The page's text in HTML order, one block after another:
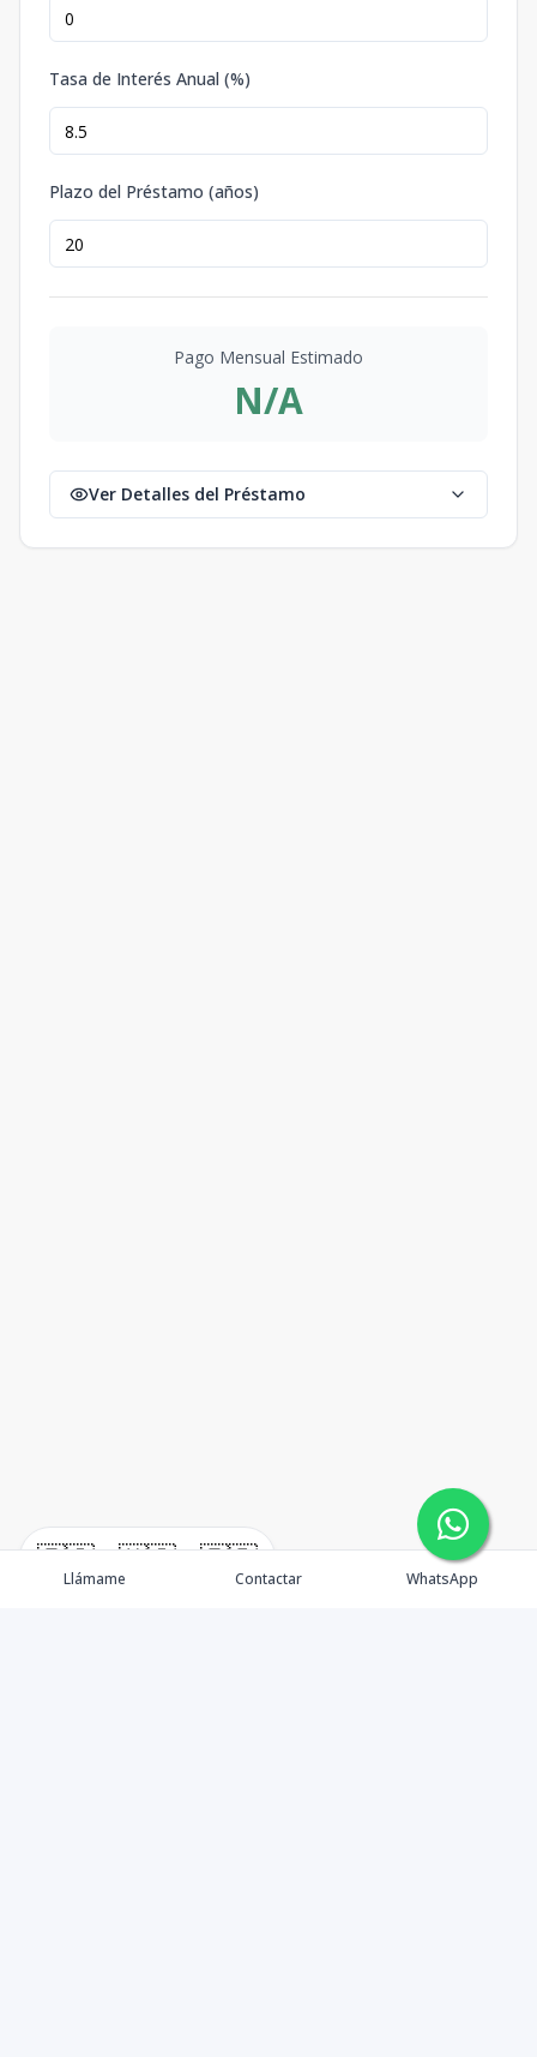
🇪🇸 🇺🇸 🇫🇷
Tasa de Interés Anual (%)
Plazo del Préstamo (años)
Pago Mensual Estimado
N/A
Ver Detalles del Préstamo
Llámame Contactar WhatsApp